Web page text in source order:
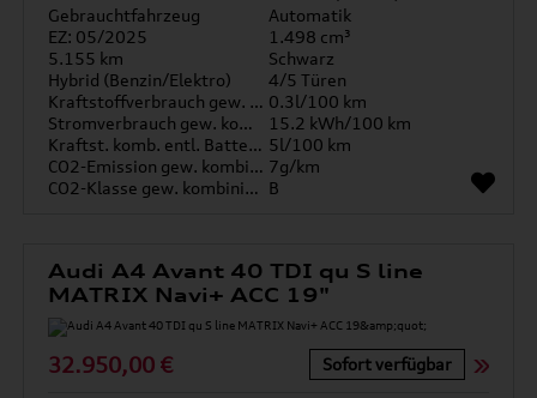
Gebrauchtfahrzeug
Automatik
EZ: 05/2025
1.498 cm³
5.155 km
Schwarz
Hybrid (Benzin/Elektro)
4/5 Türen
Kraftstoffverbrauch gew. kombiniert 0.3l/100 km
Stromverbrauch gew. kombiniert
15.2 kWh/100 km
Kraftst. komb. entl. Batterie 5l/100 km
CO2-Emission gew. kombiniert 7g/km
CO2-Klasse gew. kombiniert B
Audi A4 Avant 40 TDI qu S line
MATRIX Navi+ ACC 19"
32.950,00 € Sofort verfügbar